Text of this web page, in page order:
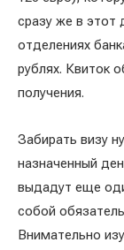
сразу же в этот
отделениях
рублях. Квиток
получения.
Забирать визу
назначенный
выдадут еще
собой
Внимательно